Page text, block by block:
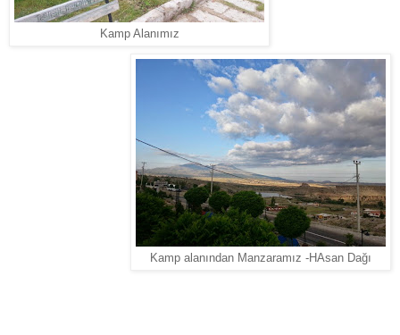
Kamp Alanımız
Kamp alanından Manzaramız -HAsan Dağı